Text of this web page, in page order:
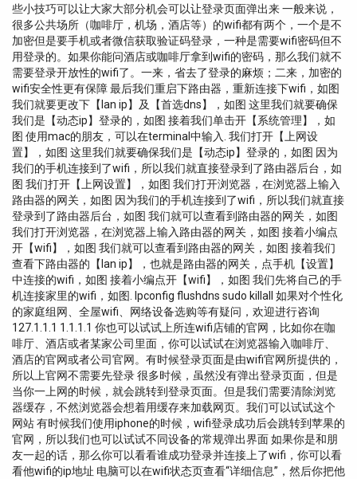
些小技巧可以让大家大部分机会可以让登录页面弹出来 一般来说，
很多公共场所（咖啡厅，机场，酒店等）的wifi都有两个，一个是不
加密但是要手机或者微信获取验证码登录，一种是需要wifi密码但不
用登录的。如果你能问酒店或咖啡厅拿到wifi的密码，那么我们就不
需要登录开放性的wifi了。一来，省去了登录的麻烦；二来，加密的
wifi安全性更有保障 最后我们重启下路由器，重新连接下wifi，如图
我们就要更改下【lan ip】及【首选dns】，如图 这里我们就要确保
我们是【动态ip】登录的，如图 接着我们单击开【系统管理】，如
图 使用mac的朋友，可以在terminal中输入. 我们打开【上网设
置】，如图 这里我们就要确保我们是【动态ip】登录的，如图 因为
我们的手机连接到了wifi，所以我们就直接登录到了路由器后台，如
图 我们打开【上网设置】，如图 我们打开浏览器，在浏览器上输入
路由器的网关，如图 因为我们的手机连接到了wifi，所以我们就直接
登录到了路由器后台，如图 我们就可以查看到路由器的网关，如图
我们打开浏览器，在浏览器上输入路由器的网关，如图 接着小编点
开【wifi】，如图 我们就可以查看到路由器的网关，如图 接着我们
查看下路由器的【lan ip】，也就是路由器的网关，点手机【设置】
中连接的wifi，如图 接着小编点开【wifi】，如图 我们先将自己的手
机连接家里的wifi，如图. Ipconfig flushdns sudo killall 如果对个性化
的家庭组网、全屋wifi、网络设备选购等有疑问，欢迎进行咨询
127.1.1.1 1.1.1.1 你也可以试试上所连wifi店铺的官网，比如你在咖
啡厅、酒店或者某家公司里面，你可以试试在浏览器输入咖啡厅、
酒店的官网或者公司官网。有时候登录页面是由wifi官网所提供的，
所以上官网不需要先登录 很多时候，虽然没有弹出登录页面，但是
当你一上网的时候，就会跳转到登录页面。但是我们需要清除浏览
器缓存，不然浏览器会想着用缓存来加载网页。我们可以试试这个
网站 有时候我们使用iphone的时候，wifi登录成功后会跳转到苹果的
官网，所以我们也可以试试不同设备的常规弹出界面 如果你是和朋
友一起的话，那么你可以看看谁成功登录并连接上了wifi，你可以看
看他wifi的ip地址 电脑可以在wifi状态页查看“详细信息”，然后你把他